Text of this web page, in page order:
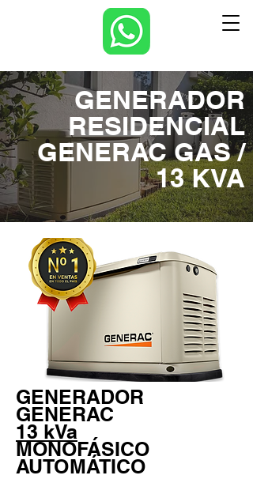
GENERADOR
RESIDENCIAL
GENERAC GAS /
13 KVA
GENERADOR
GENERAC
13 kVa
MONOFÁSICO
AUTOMÁTICO